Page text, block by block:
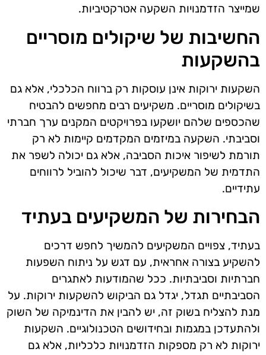
שמייצר הזדמנויות השקעה אטרקטיביות.
החשיבות של שיקולים מוסריים
בהשקעות
השקעות ירוקות אינן עוסקות רק ברווח הכלכלי, אלא גם
בשיקולים מוסריים. משקיעים רבים מחפשים להבטיח
שהכספים שלהם יושקעו בפרויקטים המקנים ערך חברתי
וסביבתי. השקעה במיזמים המקדמים קיימות לא רק
תורמת לשיפור איכות הסביבה, אלא גם יכולה לשפר את
התדמית של המשקיעים, דבר שיכול להוביל לרווחים
עתידיים.
הבחירות של המשקיעים בעתיד
בעתיד, צפויים המשקיעים להמשיך לחפש דרכים
להשקיע בצורה אחראית, עם דגש על ניתוח השפעות
חברתיות וסביבתיות. ככל שהמודעות לאתגרים
הסביבתיים תגדל, יגדל גם הביקוש להשקעות ירוקות. על
מנת להצליח בשוק זה, יש להבין את הדינמיקה של השוק
ולהתעדכן במגמות ובחידושים הטכנולוגיים. השקעות
ירוקות לא רק מספקות הזדמנויות כלכליות, אלא גם